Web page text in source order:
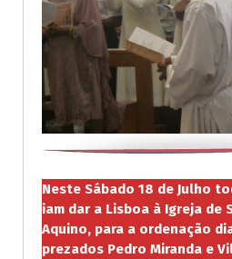
Neste Sábado 18 de Julho
iam dar a Lisboa à Igreja de
Aquino, para a ordenação
prezados Pedro Miranda e